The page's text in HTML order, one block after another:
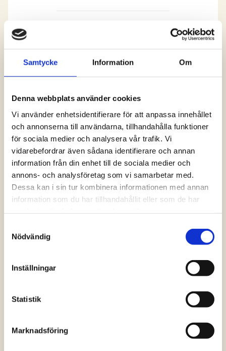
Samtycke Information Om
Denna webbplats använder cookies
Vi använder enhetsidentifierare för att anpassa innehållet
och annonserna till användarna, tillhandahålla funktioner
för sociala medier och analysera vår trafik. Vi
vidarebefordrar även sådana identifierare och annan
information från din enhet till de sociala medier och
annons- och analysföretag som vi samarbetar med.
Dessa kan i sin tur kombinera informationen med annan
information som du har tillhandahållit eller som de har
Nödvändig
Inställningar
Statistik
Marknadsföring
Logga in och ta del av allt som vår hemsida
har att erbjuda. Saknar du dina uppgifter?
lösenord” alternativt kontakta oss så hjälper
vi dig!
Logga in
Vanliga frågor och